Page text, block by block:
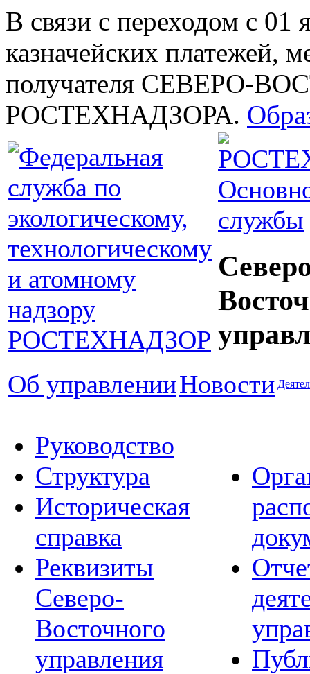
В связи с переходом с 01
казначейских платежей,
получателя СЕВЕРО-
РОСТЕХНАДЗОРА.
службы
Об управленииНовости
Руководство
Структура
Историческая
справка
Реквизиты
Северо-
Восточного
управления